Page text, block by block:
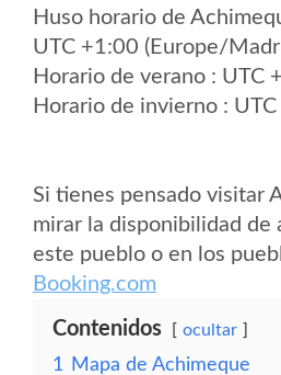
Huso horario de
UTC +1:00 (Europe/
Horario de verano : UTC
Horario de invierno :
Si tienes pensado visitar
mirar la disponibilidad de
este pueblo o en los
Booking.com
Contenidos ocultar
1
Mapa de Achimeque